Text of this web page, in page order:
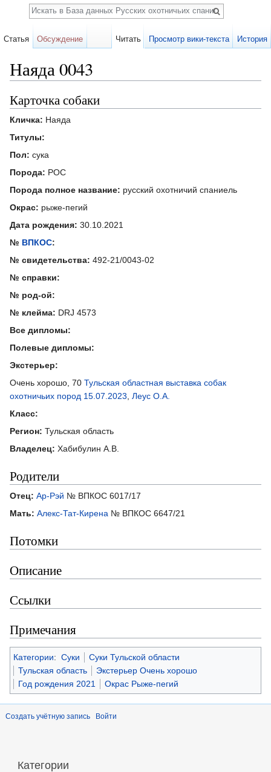
Наяда 0043
Карточка собаки
Кличка: Наяда
Титулы:
Пол: сука
Порода: РОС
Порода полное название: русский охотничий спаниель
Окрас: рыже-пегий
Дата рождения: 30.10.2021
№ ВПКОС:
№ свидетельства: 492-21/0043-02
№ справки:
№ род-ой:
№ клейма: DRJ 4573
Все дипломы:
Полевые дипломы:
Экстерьер:
Очень хорошо, 70 Тульская областная выставка собак
охотничьих пород 15.07.2023 Леус О.А.
Класс:
Регион: Тульская область
Владелец: Хабибулин А.В.
Родители
Отец: Ар-Рэй № ВПКОС 6017/17
Мать: Алекс-Тат-Кирена № ВПКОС 6647/21
Потомки
Описание
Ссылки
Примечания
Категории: Суки
Суки Тульской области
Тульская область
Экстерьер Очень хорошо
Год рождения 2021
Окрас Рыже-пегий
Создать учётную запись Войти
Статья Обсуждение Читать Просмотр вики-текста История
Поиск
Категории